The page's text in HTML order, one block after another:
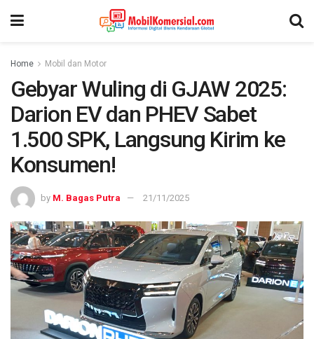
Home Mobil dan Motor
Gebyar Wuling di GJAW 2025:
Darion EV dan PHEV Sabet
1.500 SPK, Langsung Kirim ke
Konsumen!
by M. Bagas Putra 21/11/2025